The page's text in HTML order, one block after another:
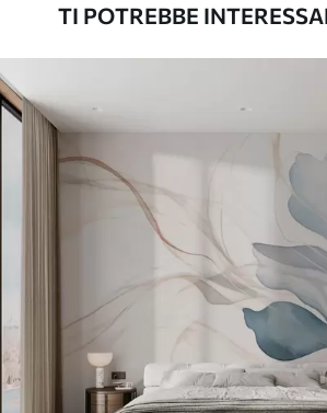
Vinile Premium
65.0039.00€/m²
Peel and Stick
.6749.00 /m²
TI POTREBBE